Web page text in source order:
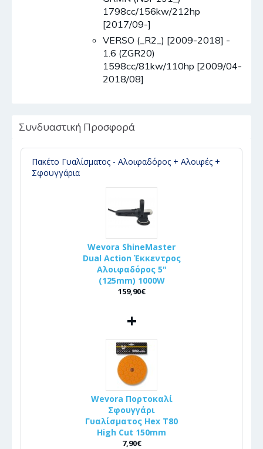
1798cc/156kw/212hp
[2017/09-]
VERSO (_R2_) [2009-2018] -
1.6 (ZGR20)
1598cc/81kw/110hp [2009/04-
2018/08]
Συνδυαστική Προσφορά
Πακέτο Γυαλίσματος - Αλοιφαδόρος + Αλοιφές +
Σφουγγάρια
Wevora ShineMaster
Dual Action Έκκεντρος
Αλοιφαδόρος 5"
(125mm) 1000W
159,90€
+
Wevora Πορτοκαλί
Σφουγγάρι
Γυαλίσματος Hex T80
High Cut 150mm
7,90€